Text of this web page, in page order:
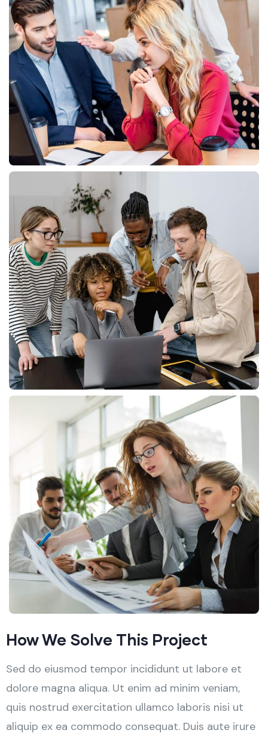
How We Solve This Project
Sed do eiusmod tempor incididunt ut labore et
dolore magna aliqua. Ut enim ad minim veniam,
quis nostrud exercitation ullamco laboris nisi ut
aliquip ex ea commodo consequat. Duis aute irure